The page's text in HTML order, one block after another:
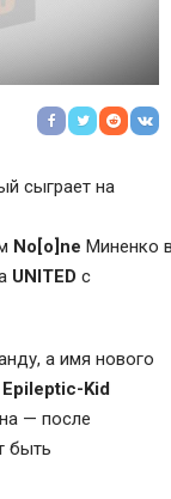
сыграет на
No[o]ne Миненко
UNITED с
а имя нового
Epileptic-Kid
— после
быть